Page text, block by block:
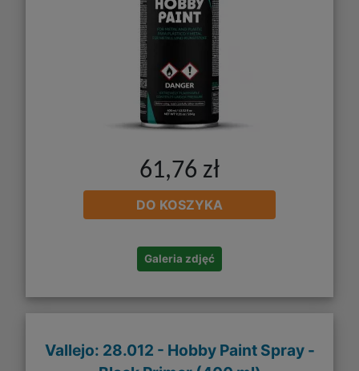
61,76 zł
DO KOSZYKA
Galeria zdjęć
Vallejo: 28.012 - Hobby Paint Spray -